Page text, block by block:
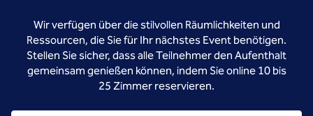
Wir verfügen über die stilvollen Räumlichkeiten und
Ressourcen, die Sie für Ihr nächstes Event benötigen.
Stellen Sie sicher, dass alle Teilnehmer den Aufenthalt
gemeinsam genießen können, indem Sie online 10 bis
25 Zimmer reservieren.